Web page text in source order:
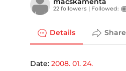
22 followers | Followed:
Details Share
Date: 2008. 01. 24.